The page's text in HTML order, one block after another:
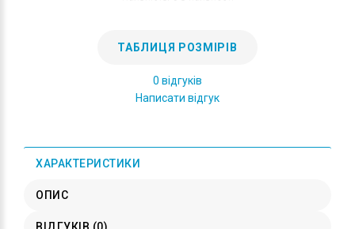
ТАБЛИЦЯ РОЗМІРІВ
0 відгуків
Написати відгук
ХАРАКТЕРИСТИКИ
ОПИС
ВІДГУКІВ (0)